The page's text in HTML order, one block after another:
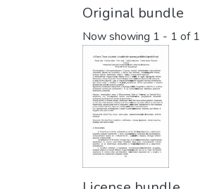
Original bundle
Now showing 1 - 1 of 1